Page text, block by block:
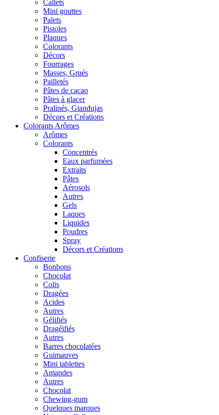
Callets
Mini gouttes
Palets
Pistoles
Plaques
Colorants
Décors
Fourrages
Masses, Grués
Pailletés
Pâtes de cacao
Pâtes à glacer
Pralinés, Giandujas
Décors et Créations
Colorants Arômes
Arômes
Colorants
Concentrés
Eaux parfumées
Extraits
Pâtes
Aérosols
Autres
Gels
Laques
Liquides
Poudres
Spray
Décors et Créations
Confiserie
Bonbons
Chocolat
Colis
Dragées
Acides
Autres
Gélifiés
Dragéifiés
Autres
Barres chocolatées
Guimauves
Mini tablettes
Amandes
Autres
Chocolat
Chewing-gum
Quelques marques